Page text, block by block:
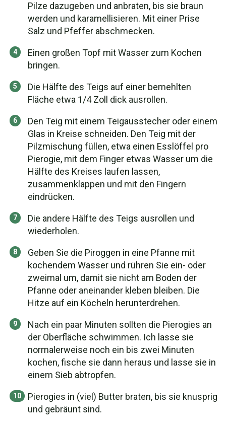
Pilze dazugeben und anbraten, bis sie braun
werden und karamellisieren. Mit einer Prise
Salz und Pfeffer abschmecken.
Einen großen Topf mit Wasser zum Kochen
bringen.
Die Hälfte des Teigs auf einer bemehlten
Fläche etwa 1/4 Zoll dick ausrollen.
Den Teig mit einem Teigausstecher oder einem
Glas in Kreise schneiden. Den Teig mit der
Pilzmischung füllen, etwa einen Esslöffel pro
Pierogie, mit dem Finger etwas Wasser um die
Hälfte des Kreises laufen lassen,
zusammenklappen und mit den Fingern
eindrücken.
Die andere Hälfte des Teigs ausrollen und
wiederholen.
Geben Sie die Piroggen in eine Pfanne mit
kochendem Wasser und rühren Sie ein- oder
zweimal um, damit sie nicht am Boden der
Pfanne oder aneinander kleben bleiben. Die
Hitze auf ein Köcheln herunterdrehen.
Nach ein paar Minuten sollten die Pierogies an
der Oberfläche schwimmen. Ich lasse sie
normalerweise noch ein bis zwei Minuten
kochen, fische sie dann heraus und lasse sie in
einem Sieb abtropfen.
Pierogies in (viel) Butter braten, bis sie knusprig
und gebräunt sind.